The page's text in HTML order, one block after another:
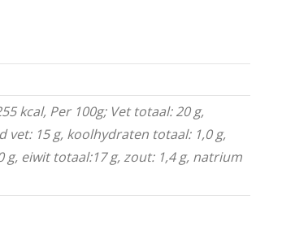
kcal, Per 100g; Vet totaal: 20 g,
vet: 15 g, koolhydraten totaal: 1,0 g,
g, eiwit totaal:17 g, zout: 1,4 g, natrium